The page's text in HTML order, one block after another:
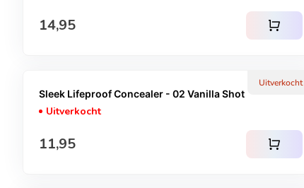
Normale prijs
14,95 shopping_cart
Uitverkocht
Sleek Lifeproof Concealer - 02 Vanilla Shot
Uitverkocht
Normale prijs
11,95 shopping_cart